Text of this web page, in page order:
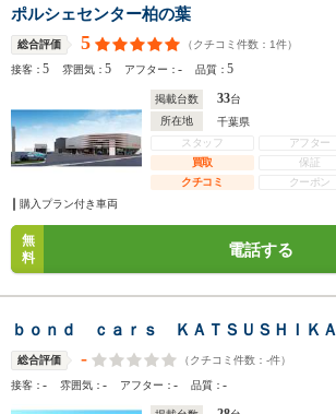
ポルシェセンター柏の葉
総合評価 5 （クチコミ件数： 1件）
接客：5 雰囲気：5 アフター：- 品質：5
掲載台数 33台
所在地
千葉県
スタッフ
アフター
買取
保証
クチコミ
クーポン
購入プラン付き車両
無
料
電話する
ｂｏｎｄ ｃａｒｓ ＫＡＴＳＵＳＨＩＫＡ
総合評価 - （クチコミ件数： -件）
接客：- 雰囲気：- アフター：- 品質：-